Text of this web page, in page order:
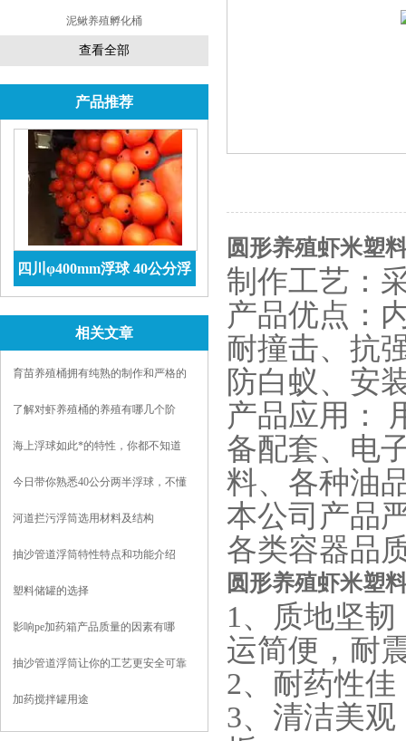
泥鳅养殖孵化桶
查看全部
产品推荐
四川φ400mm浮球 40公分浮
相关文章
育苗养殖桶拥有纯熟的制作和严格的
了解对虾养殖桶的养殖有哪几个阶
海上浮球如此*的特性，你都不知道
今日带你熟悉40公分两半浮球，不懂
河道拦污浮筒选用材料及结构
抽沙管道浮筒特性特点和功能介绍
塑料储罐的选择
影响pe加药箱产品质量的因素有哪
抽沙管道浮筒让你的工艺更安全可靠
加药搅拌罐用途
圆形养殖虾米塑
制作工艺：
产品优点：
耐撞击、抗
防白蚁、安
产品应用：
备配套、电
料、各种油
本公司产品
各类容器品
圆形养殖虾米塑
1、质地坚
运简便，耐
2、耐药性
3、清洁美